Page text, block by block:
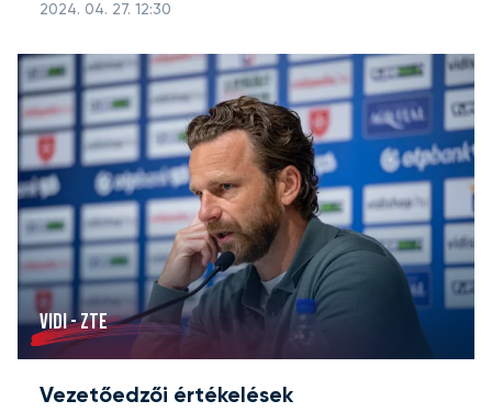
2024. 04. 27. 12:30
VIDI - ZTE
Vezetőedzői értékelések